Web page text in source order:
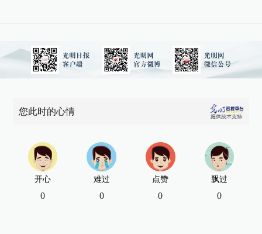
您此时的心情
开心
0
难过
0
点赞
0
飘过
0